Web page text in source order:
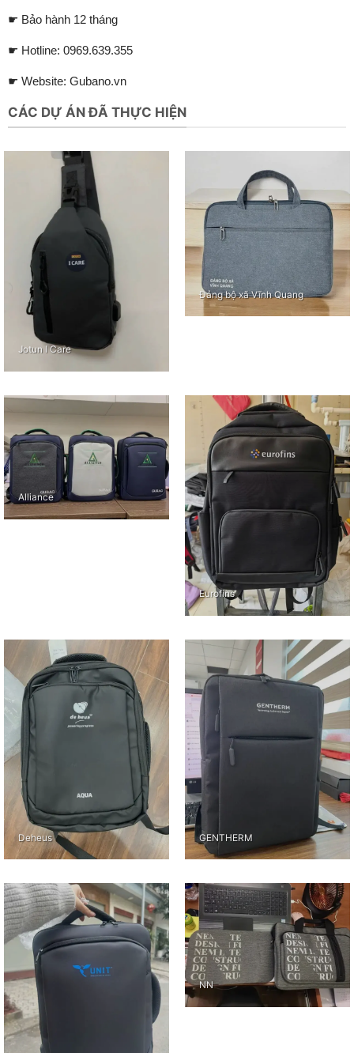
☛ Bảo hành 12 tháng
☛ Hotline: 0969.639.355
☛ Website: Gubano.vn
CÁC DỰ ÁN ĐÃ THỰC HIỆN
Jotun I Care
Đảng bộ xã Vĩnh Quang
Alliance
Eurofins
Deheus GENTHERM
NN